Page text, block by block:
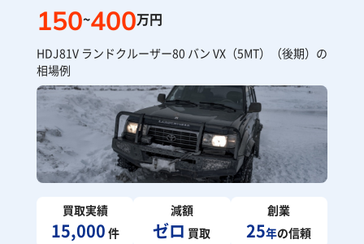
150~400万円
HDJ81V ランドクルーザー80 バン VX（5MT）（後期）の
相場例
買取実績
15,000 件
減額
ゼロ 買取
創業
25年の信頼